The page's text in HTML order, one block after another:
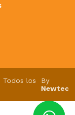
Todos los
By
Newtec